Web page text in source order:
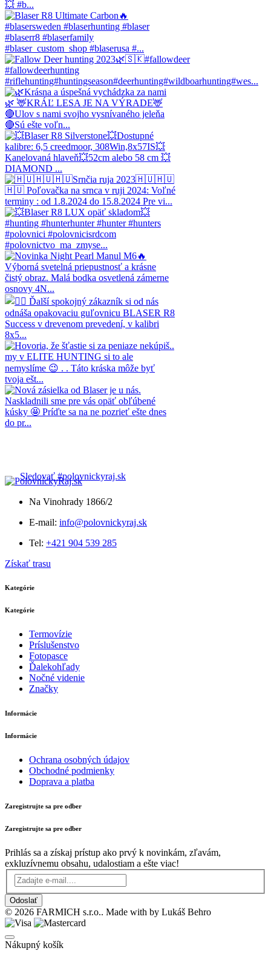
Sledovať #polovnickyraj.sk
Na Vinohrady 1866/2
E-mail: info@polovnickyraj.sk
Tel: +421 904 539 285
Získať trasu
Kategórie
Kategórie
Termovízie
Príslušenstvo
Fotopasce
Ďalekohľady
Nočné videnie
Značky
Informácie
Informácie
Ochrana osobných údajov
Obchodné podmienky
Doprava a platba
Zaregistrujte sa pre odber
Zaregistrujte sa pre odber
Prihlás sa a získaj prístup ako prvý k novinkám, zľavám,
exkluzívnemu obsahu, udalostiam a ešte viac!
Odoslať
© 2026 FARMICH s.r.o.. Made with by Lukáš Behro
Nákupný košík